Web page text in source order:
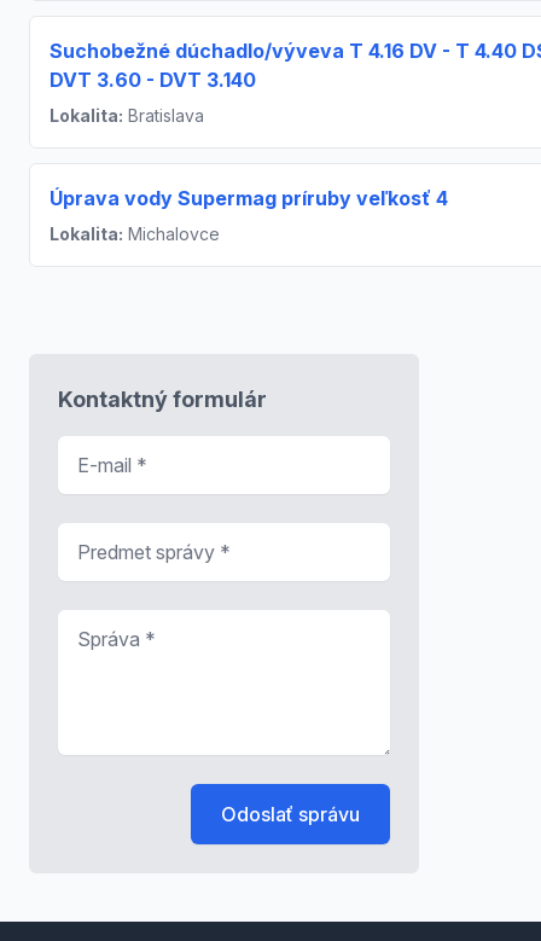
Suchobežné dúchadlo/výveva T 4.16 DV - T 4.40
DVT 3.60 - DVT 3.140
Lokalita: Bratislava
Úprava vody Supermag príruby veľkosť 4
Lokalita: Michalovce
Kontaktný formulár
Odoslať správu